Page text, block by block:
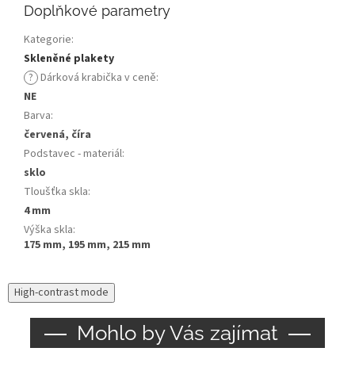
Doplňkové parametry
Kategorie:
Skleněné plakety
? Dárková krabička v ceně:
NE
Barva:
červená, číra
Podstavec - materiál:
sklo
Tloušťka skla:
4 mm
Výška skla:
175 mm, 195 mm, 215 mm
High-contrast mode
Mohlo by Vás zajímat